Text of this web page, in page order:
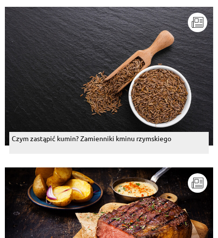
Czym zastąpić kumin? Zamienniki kminu rzymskiego